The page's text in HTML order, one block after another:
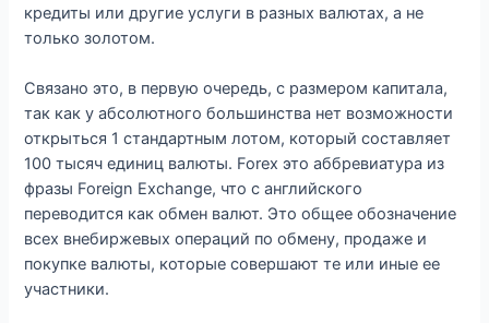
кредиты или другие услуги в разных валютах, а не
только золотом.
Связано это, в первую очередь, с размером капитала,
так как у абсолютного большинства нет возможности
открыться 1 стандартным лотом, который составляет
100 тысяч единиц валюты. Forex это аббревиатура из
фразы Foreign Exchange, что с английского
переводится как обмен валют. Это общее обозначение
всех внебиржевых операций по обмену, продаже и
покупке валюты, которые совершают те или иные ее
участники.